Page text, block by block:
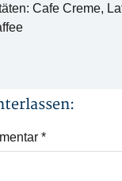
Cafe Creme,
*